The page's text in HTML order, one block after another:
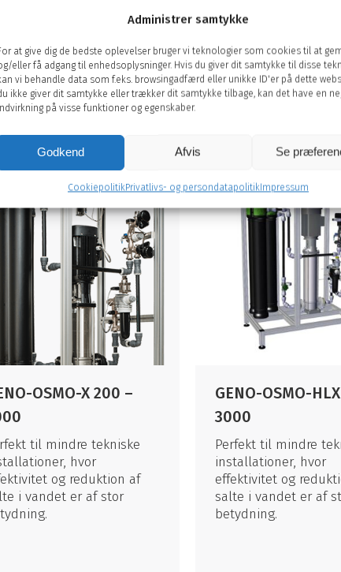
Administrer samtykke
at give dig de bedste oplevelser bruger vi teknologier som cookies til at
eller få adgang til enhedsoplysninger. Hvis du giver dit samtykke til disse
vi behandle data som f.eks. browsingadfærd eller unikke ID'er på dette
ikke giver dit samtykke eller trækker dit samtykke tilbage, kan det have en
på visse funktioner og egenskaber.
Godkend Afvis Se
CookiepolitikPrivatlivs- og persondatapolitikImpressum
i anlægget
sendt op i skyen
de overvåges af
A/S.
manuelle og
OSMO-X 200 –
til mindre tekniske
hvor
og reduktion af
i vandet er af stor
GENO-OSMO-
3000
Perfekt til mindre
installationer, hvor
effektivitet og
salte i vandet er af
betydning.